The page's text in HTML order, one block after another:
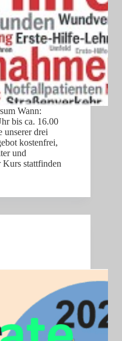
Wann:
bis ca. 16.00
unserer drei
kostenfrei,
und
stattfinden